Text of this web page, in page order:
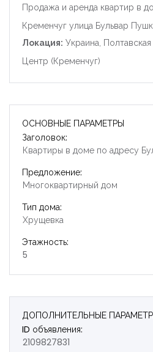
Продажа и аренда квартир в
Кременчуг улица Бульвар
Локация: Украина,
Центр (Кременчуг)
ОСНОВНЫЕ ПАРАМЕТРЫ
Заголовок:
Квартиры в доме по адресу
Предложение:
Многоквартирный дом
Тип дома:
Хрущевка
Этажность:
5
ДОПОЛНИТЕЛЬНЫЕ
ID объявления:
2109827831
Запомнить